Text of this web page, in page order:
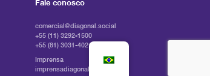
Fale conosco
comercial@diagonal.social
+55 (11) 3292-1500
+55 (81) 3031-4021
Imprensa
imprensadiagonal@profile.ag